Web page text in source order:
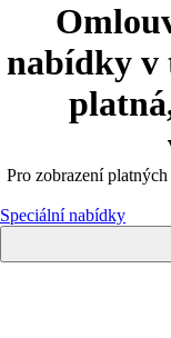
nabídky v
Pro zobrazení
Speciální nabídky